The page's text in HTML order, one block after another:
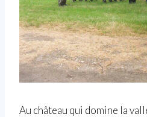
Au château qui domine la